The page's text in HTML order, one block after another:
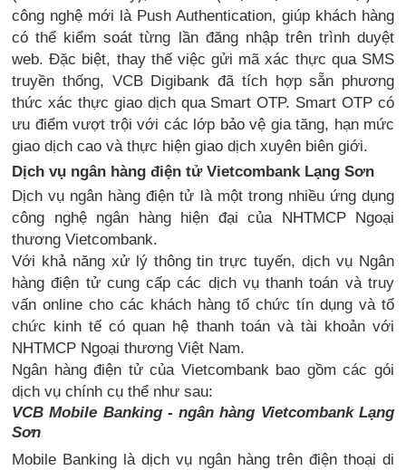
công nghệ mới là Push Authentication, giúp khách hàng
có thể kiểm soát từng lần đăng nhập trên trình duyệt
web. Đặc biệt, thay thế việc gửi mã xác thực qua SMS
truyền thống, VCB Digibank đã tích hợp sẵn phương
thức xác thực giao dịch qua Smart OTP. Smart OTP có
ưu điểm vượt trội với các lớp bảo vệ gia tăng, hạn mức
giao dịch cao và thực hiện giao dịch xuyên biên giới.
Dịch vụ ngân hàng điện tử Vietcombank Lạng Sơn
Dịch vụ ngân hàng điện tử là một trong nhiều ứng dụng
công nghệ ngân hàng hiện đại của NHTMCP Ngoại
thương Vietcombank.
Với khả năng xử lý thông tin trực tuyến, dịch vụ Ngân
hàng điện tử cung cấp các dịch vụ thanh toán và truy
vấn online cho các khách hàng tổ chức tín dụng và tổ
chức kinh tế có quan hệ thanh toán và tài khoản với
NHTMCP Ngoại thương Việt Nam.
Ngân hàng điện tử của Vietcombank bao gồm các gói
dịch vụ chính cụ thể như sau:
VCB Mobile Banking - ngân hàng Vietcombank Lạng
Sơn
Mobile Banking là dịch vụ ngân hàng trên điện thoại di